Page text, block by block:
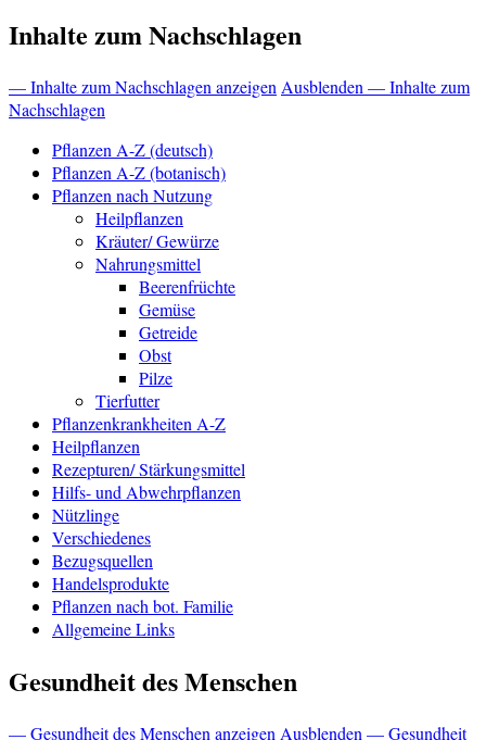
Inhalte zum Nachschlagen
— Inhalte zum Nachschlagen anzeigen Ausblenden — Inhalte zum
Nachschlagen
Pflanzen A-Z (deutsch)
Pflanzen A-Z (botanisch)
Pflanzen nach Nutzung
Heilpflanzen
Kräuter/ Gewürze
Nahrungsmittel
Beerenfrüchte
Gemüse
Getreide
Obst
Pilze
Tierfutter
Pflanzenkrankheiten A-Z
Heilpflanzen
Rezepturen/ Stärkungsmittel
Hilfs- und Abwehrpflanzen
Nützlinge
Verschiedenes
Bezugsquellen
Handelsprodukte
Pflanzen nach bot. Familie
Allgemeine Links
Gesundheit des Menschen
— Gesundheit des Menschen anzeigen Ausblenden — Gesundheit